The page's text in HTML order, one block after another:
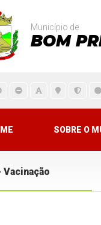
Município de
BOM
SOBRE O
Vacinação